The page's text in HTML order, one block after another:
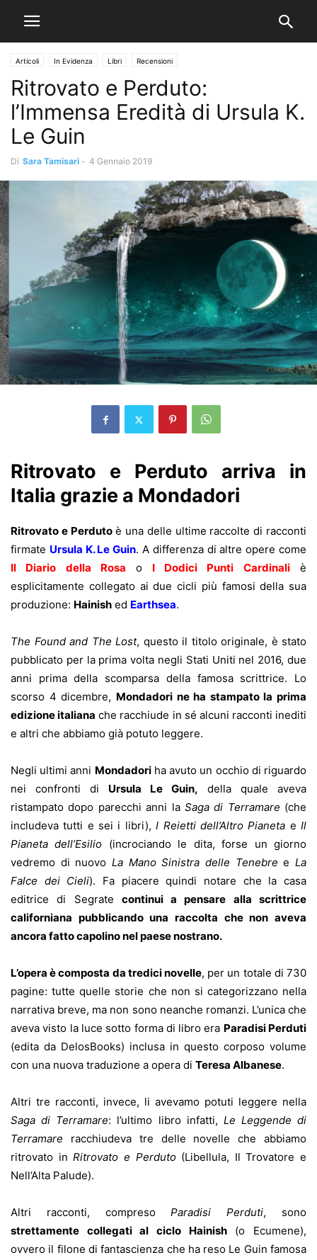
Articoli In Evidenza Libri Recensioni
Ritrovato e Perduto:
l’Immensa Eredità di Ursula K.
Le Guin
Di Sara Tamisari - 4 Gennaio 2019
Ritrovato e Perduto arriva in
Italia grazie a Mondadori
Ritrovato e Perdutoè una delle ultime raccolte di racconti
firmate Ursula K. Le Guin. A differenza di altre opere come
Il Diario della Rosa o I Dodici Punti Cardinaliè
esplicitamente collegato ai due cicli più famosi della sua
produzione: Hainish ed Earthsea.
The Found and The Lost, questo il titolo originale, è stato
pubblicato per la prima volta negli Stati Uniti nel 2016, due
anni prima della scomparsa della famosa scrittrice. Lo
scorso 4 dicembre, Mondadori ne ha stampato la prima
edizione italiana che racchiude in sé alcuni racconti inediti
e altri che abbiamo già potuto leggere.
Negli ultimi anni Mondadoriha avuto un occhio di riguardo
nei confronti di Ursula Le Guin, della quale aveva
ristampato dopo parecchi anni la Saga di Terramare (che
includeva tutti e sei i libri),I Reietti dell’Altro Pianeta eIl
Pianeta dell’Esilio (incrociando le dita, forse un giorno
vedremo di nuovo La Mano Sinistra delle Tenebre eLa
Falce dei Cieli). Fa piacere quindi notare che la casa
editrice di Segrate continui a pensare alla scrittrice
californiana pubblicando una raccolta che non aveva
ancora fatto capolino nel paese nostrano.
L’opera è composta da tredici novelle, per un totale di 730
pagine: tutte quelle storie che non si categorizzano nella
narrativa breve, ma non sono neanche romanzi. L’unica che
aveva visto la luce sotto forma di libro era Paradisi Perduti
(edita da DelosBooks) inclusa in questo corposo volume
con una nuova traduzione a opera di Teresa Albanese.
Altri tre racconti, invece, li avevamo potuti leggere nella
Saga di Terramare: l’ultimo libro infatti, Le Leggende di
Terramare racchiudeva tre delle novelle che abbiamo
ritrovato inRitrovato e Perduto (Libellula, Il Trovatore e
Nell’Alta Palude).
Altri racconti, compresoParadisi Perduti, sono
strettamente collegati al ciclo Hainish(o Ecumene),
ovvero il filone di fantascienza che ha reso Le Guin famosa